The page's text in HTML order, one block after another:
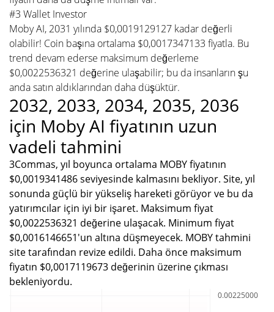
#3 Wallet Investor
Moby AI, 2031 yılında $0,0019129127 kadar değerli
olabilir! Coin başına ortalama $0,0017347133 fiyatla. Bu
trend devam ederse maksimum değerleme
$0,0022536321 değerine ulaşabilir; bu da insanların şu
anda satın aldıklarından daha düşüktür.
2032, 2033, 2034, 2035, 2036
için Moby AI fiyatının uzun
vadeli tahmini
3Commas, yıl boyunca ortalama MOBY fiyatının
$0,0019341486 seviyesinde kalmasını bekliyor. Site, yıl
sonunda güçlü bir yükseliş hareketi görüyor ve bu da
yatırımcılar için iyi bir işaret. Maksimum fiyat
$0,0022536321 değerine ulaşacak. Minimum fiyat
$0,0016146651'un altına düşmeyecek. MOBY tahmini
site tarafından revize edildi. Daha önce maksimum
fiyatın $0,0017119673 değerinin üzerine çıkması
bekleniyordu.